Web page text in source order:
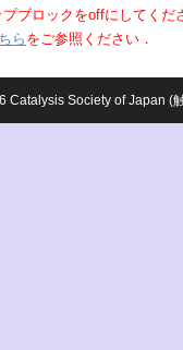
ブロックをoffにしてくだ
ら をご参照ください．
Catalysis Society of Japan (